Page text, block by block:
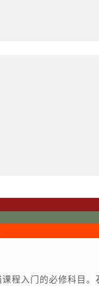
程入门的必修科目